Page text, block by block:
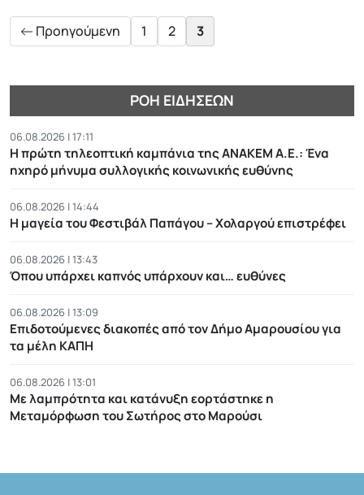
Προηγούμενη 1 2 3
ΡΟΉ ΕΙΔΉΣΕΩΝ
06.08.2026 | 17:11
Η πρώτη τηλεοπτική καμπάνια της ΑΝΑΚΕΜ Α.Ε.: Ένα
ηχηρό μήνυμα συλλογικής κοινωνικής ευθύνης
06.08.2026 | 14:44
Η μαγεία του Φεστιβάλ Παπάγου – Χολαργού επιστρέφει
06.08.2026 | 13:43
Όπου υπάρχει καπνός υπάρχουν και… ευθύνες
06.08.2026 | 13:09
Επιδοτούμενες διακοπές από τον Δήμο Αμαρουσίου για
τα μέλη ΚΑΠΗ
06.08.2026 | 13:01
Με λαμπρότητα και κατάνυξη εορτάστηκε η
Μεταμόρφωση του Σωτήρος στο Μαρούσι